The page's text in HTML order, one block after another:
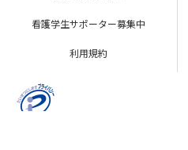
看護学生サポーター募集中
利用規約